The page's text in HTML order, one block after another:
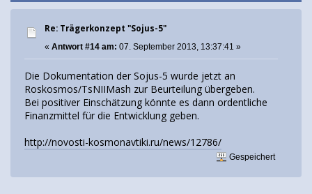
Re: Trägerkonzept "Sojus-5"
« Antwort #14 am: 07. September 2013, 13:37:41 »
Die Dokumentation der Sojus-5 wurde jetzt an
Roskosmos/TsNIIMash zur Beurteilung übergeben.
Bei positiver Einschätzung könnte es dann ordentliche
Finanzmittel für die Entwicklung geben.
http://novosti-kosmonavtiki.ru/news/12786/
Gespeichert